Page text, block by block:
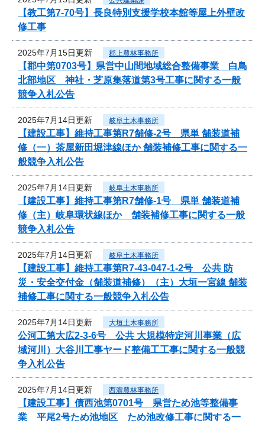
【教工第7-70号】長良特別支援学校本館等屋上外壁改
修工事
2025年7月15日更新 郡上農林事務所
【郡中第0703号】県営中山間地域総合整備事業 白鳥
北部地区 神社・芝原集落道第3号工事に関する一般
競争入札公告
2025年7月14日更新 岐阜土木事務所
【建設工事】維持工事第R7舗修-2号 県単 舗装道補
修（一）茶屋新田堀津線ほか 舗装補修工事に関する一
般競争入札公告
2025年7月14日更新 岐阜土木事務所
【建設工事】維持工事第R7舗修-1号 県単 舗装道補
修（主）岐阜環状線ほか 舗装補修工事に関する一般
競争入札公告
2025年7月14日更新 岐阜土木事務所
【建設工事】維持工事第R7-43-047-1-2号 公共 防
災・安全交付金（舗装道補修）（主）大垣一宮線 舗装
補修工事に関する一般競争入札公告
2025年7月14日更新 大垣土木事務所
公河工第大広2-3-6号 公共 大規模特定河川事業（広
域河川）大谷川工事ヤード整備工工事に関する一般競
争入札公告
2025年7月14日更新 西濃農林事務所
【建設工事】債西池第0701号 県営ため池等整備事
業 平尾2号ため池地区 ため池改修工事に関する一